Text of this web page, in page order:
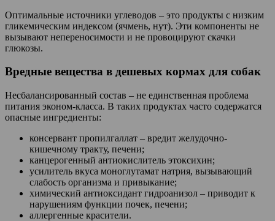
Оптимальные источники углеводов – это продукты с низким
гликемическим индексом (ячмень, нут). Эти компоненты не
вызывают непереносимости и не провоцируют скачки
глюкозы.
Вредные вещества в дешевых кормах для собак
Несбалансированный состав – не единственная проблема
питания эконом-класса. В таких продуктах часто содержатся
опасные ингредиенты:
консервант пропилгаллат – вредит желудочно-
кишечному тракту, печени;
канцерогенный антиокислитель этоксихин;
усилитель вкуса моноглутамат натрия, вызывающий
слабость организма и привыкание;
химический антиоксидант гидроанизол – приводит к
нарушениям функции почек, печени;
аллергенные красители.